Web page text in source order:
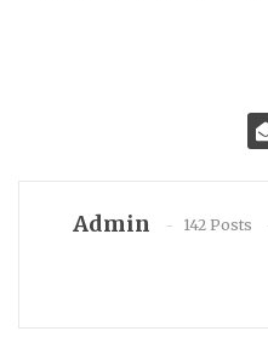
Admin 142 Posts